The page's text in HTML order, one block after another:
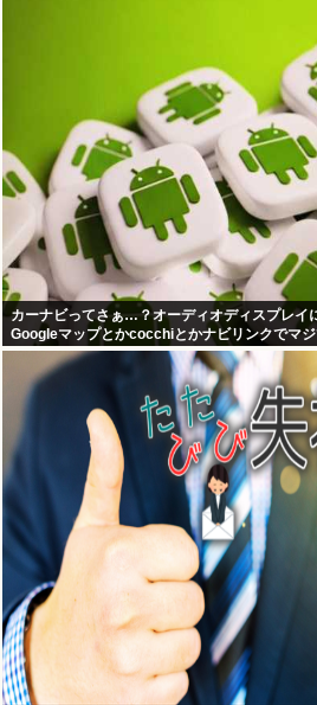
カーナビってさぁ…？オーディオディスプレイ
Googleマップとかcocchiとかナビリンクでマ